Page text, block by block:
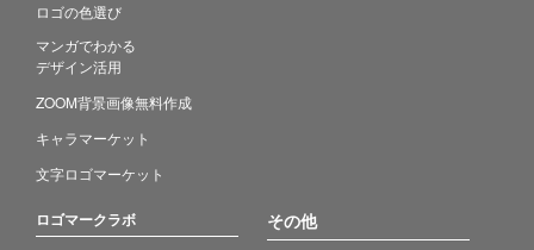
ロゴの色選び
マンガでわかる
デザイン活用
ZOOM背景画像無料作成
キャラマーケット
文字ロゴマーケット
ロゴマークラボ その他